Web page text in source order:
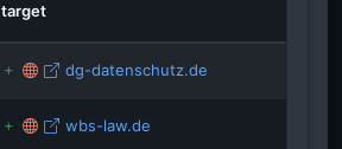
target
dg-datenschutz.de
wbs-law.de